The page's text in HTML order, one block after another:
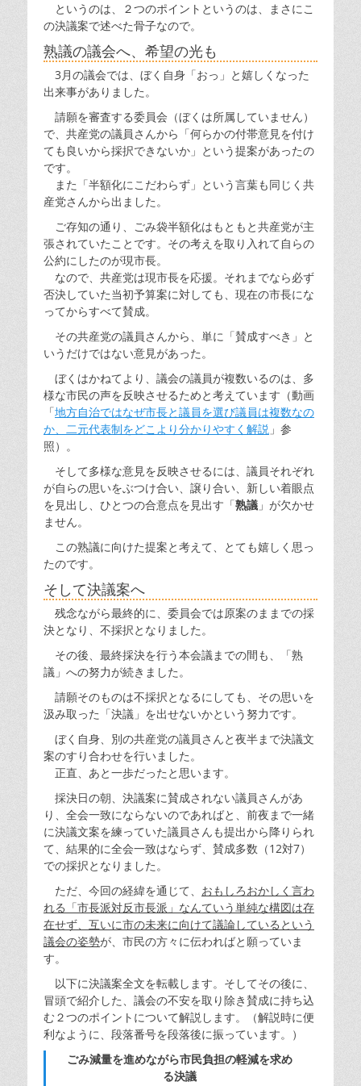
というのは、２つのポイントというのは、まさにこ
の決議案で述べた骨子なので。
熟議の議会へ、希望の光も
3月の議会では、ぼく自身「おっ」と嬉しくなった
出来事がありました。
請願を審査する委員会（ぼくは所属していません）
で、共産党の議員さんから「何らかの付帯意見を付け
ても良いから採択できないか」という提案があったの
です。
また「半額化にこだわらず」という言葉も同じく共
産党さんから出ました。
ご存知の通り、ごみ袋半額化はもともと共産党が主
張されていたことです。その考えを取り入れて自らの
公約にしたのが現市長。
なので、共産党は現市長を応援。それまでなら必ず
否決していた当初予算案に対しても、現在の市長にな
ってからすべて賛成。
その共産党の議員さんから、単に「賛成すべき」と
いうだけではない意見があった。
ぼくはかねてより、議会の議員が複数いるのは、多
様な市民の声を反映させるためと考えています（動画
「地方自治ではなぜ市長と議員を選び議員は複数なの
か、二元代表制をどこより分かりやすく解説 」参
照）。
そして多様な意見を反映させるには、議員それぞれ
が自らの思いをぶつけ合い、譲り合い、新しい着眼点
を見出し、ひとつの合意点を見出す「熟議 」が欠かせ
ません。
この熟議に向けた提案と考えて、とても嬉しく思っ
たのです。
そして決議案へ
残念ながら最終的に、委員会では原案のままでの採
決となり、不採択となりました。
その後、最終採決を行う本会議までの間も、「熟
議」への努力が続きました。
請願そのものは不採択となるにしても、その思いを
汲み取った「決議」を出せないかという努力です。
ぼく自身、別の共産党の議員さんと夜半まで決議文
案のすり合わせを行いました。
正直、あと一歩だったと思います。
採決日の朝、決議案に賛成されない議員さんがあ
り、全会一致にならないのであればと、前夜まで一緒
に決議文案を練っていた議員さんも提出から降りられ
て、結果的に全会一致はならず、賛成多数（12対7）
での採択となりました。
ただ、今回の経緯を通じて、 おもしろおかしく言わ
れる「市長派対反市長派」なんていう単純な構図は存
在せず、互いに市の未来に向けて議論しているという
議会の姿勢が、市民の方々に伝わればと願っていま
す。
以下に決議案全文を転載します。そしてその後に、
冒頭で紹介した、議会の不安を取り除き賛成に持ち込
む２つのポイントについて解説します。（解説時に便
利なように、段落番号を段落後に振っています。）
ごみ減量を進めながら市民負担の軽減を求め
る決議